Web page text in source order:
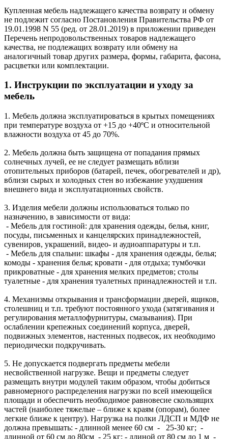
Купленная мебель надлежащего качества возврату и обмену
не подлежит согласно Постановления Правительства РФ от
19.01.1998 N 55 (ред. от 28.01.2019) в приложении приведен
Перечень непродовольственных товаров надлежащего
качества, не подлежащих возврату или обмену на
аналогичный товар других размера, формы, габарита, фасона,
расцветки или комплектации.
1. Инструкции по эксплуатации и уходу за
мебель
1. Мебель должна эксплуатироваться в крытых помещениях
при температуре воздуха от +15 до +40ºС и относительной
влажности воздуха от 45 до 70%.
2. Мебель должна быть защищена от попадания прямых
солнечных лучей, ее не следует размещать вблизи
отопительных приборов (батарей, печек, обогревателей и др),
вблизи сырых и холодных стен во избежание ухудшения
внешнего вида и эксплуатационных свойств.
3. Изделия мебели должны использоваться только по
назначению, в зависимости от вида:
- Мебель для гостиной: для хранения одежды, белья, книг,
посуды, письменных и канцелярских принадлежностей,
сувениров, украшений, видео- и аудиоаппаратуры и т.п.
- Мебель для спальни: шкафы - для хранения одежды, белья;
комоды - хранения белья; кровати - для отдыха; тумбочки
прикроватные - для хранения мелких предметов; столы
туалетные - для хранения туалетных принадлежностей и т.п.
4. Механизмы открывания и трансформации дверей, ящиков,
столешниц и т.п. требуют постоянного ухода (затягивания и
регулирования металлофурнитуры, смазывания). При
ослаблении крепежных соединений корпуса, дверей,
подвижных элементов, настенных подвесок, их необходимо
периодически подкручивать.
5. Не допускается подвергать предметы мебели
несвойственной нагрузке. Вещи и предметы следует
размещать внутри модулей таким образом, чтобы добиться
равномерного распределения нагрузки по всей имеющейся
площади и обеспечить необходимое равновесие скользящих
частей (наиболее тяжелые – ближе к краям (опорам), более
легкие ближе к центру). Нагрузка на полки ЛДСП и МДФ не
должна превышать: - длинной менее 60 см - 25-30 кг; -
длинной от 60 см до 80см - 25 кг; - длиной от 80 см до 1 м -